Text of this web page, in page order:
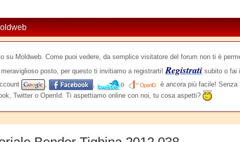
su Moldweb. Come puoi vedere, da semplice visitatore del forum non ti è
posto, per questo ti invitiamo a registrarti!Registrati subito o fai il
, , o è ancora più facile! Senza
Twitter o OpenId. Ti aspettiamo online con noi, tu cosa aspetti?